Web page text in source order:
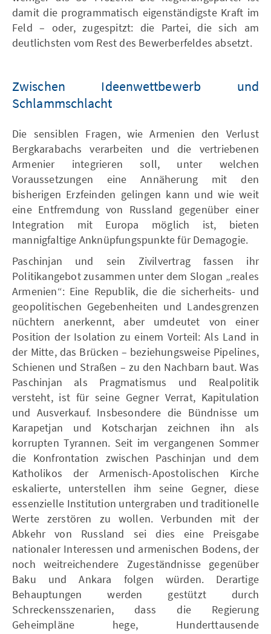
damit die programmatisch eigenständigste Kraft im
Feld – oder, zugespitzt: die Partei, die sich am
deutlichsten vom Rest des Bewerberfeldes absetzt.
Zwischen Ideenwettbewerb und
Schlammschlacht
Die sensiblen Fragen, wie Armenien den Verlust
Bergkarabachs verarbeiten und die vertriebenen
Armenier integrieren soll, unter welchen
Voraussetzungen eine Annäherung mit den
bisherigen Erzfeinden gelingen kann und wie weit
eine Entfremdung von Russland gegenüber einer
Integration mit Europa möglich ist, bieten
mannigfaltige Anknüpfungspunkte für Demagogie.
Paschinjan und sein Zivilvertrag fassen ihr
Politikangebot zusammen unter dem Slogan „reales
Armenien“: Eine Republik, die die sicherheits- und
geopolitischen Gegebenheiten und Landesgrenzen
nüchtern anerkennt, aber umdeutet von einer
Position der Isolation zu einem Vorteil: Als Land in
der Mitte, das Brücken – beziehungsweise Pipelines,
Schienen und Straßen – zu den Nachbarn baut. Was
Paschinjan als Pragmatismus und Realpolitik
versteht, ist für seine Gegner Verrat, Kapitulation
und Ausverkauf. Insbesondere die Bündnisse um
Karapetjan und Kotscharjan zeichnen ihn als
korrupten Tyrannen. Seit im vergangenen Sommer
die Konfrontation zwischen Paschinjan und dem
Katholikos der Armenisch-Apostolischen Kirche
eskalierte, unterstellen ihm seine Gegner, diese
essenzielle Institution untergraben und traditionelle
Werte zerstören zu wollen. Verbunden mit der
Abkehr von Russland sei dies eine Preisgabe
nationaler Interessen und armenischen Bodens, der
noch weitreichendere Zugeständnisse gegenüber
Baku und Ankara folgen würden. Derartige
Behauptungen werden gestützt durch
Schreckensszenarien, dass die Regierung
Geheimpläne hege, Hunderttausende